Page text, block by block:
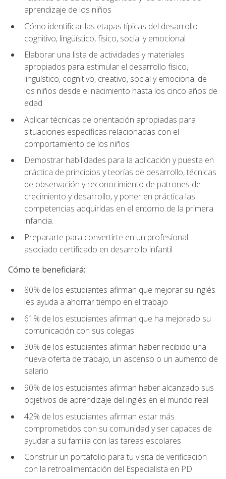
aprendizaje de los niños
Cómo identificar las etapas típicas del desarrollo
cognitivo, lingüístico, físico, social y emocional
Elaborar una lista de actividades y materiales
apropiados para estimular el desarrollo físico,
lingüístico, cognitivo, creativo, social y emocional de
los niños desde el nacimiento hasta los cinco años de
edad
Aplicar técnicas de orientación apropiadas para
situaciones específicas relacionadas con el
comportamiento de los niños
Demostrar habilidades para la aplicación y puesta en
práctica de principios y teorías de desarrollo, técnicas
de observación y reconocimiento de patrones de
crecimiento y desarrollo, y poner en práctica las
competencias adquiridas en el entorno de la primera
infancia.
Prepararte para convertirte en un profesional
asociado certificado en desarrollo infantil
Cómo te beneficiará:
80% de los estudiantes afirman que mejorar su inglés
les ayuda a ahorrar tiempo en el trabajo
61% de los estudiantes afirman que ha mejorado su
comunicación con sus colegas
30% de los estudiantes afirman haber recibido una
nueva oferta de trabajo, un ascenso o un aumento de
salario
90% de los estudiantes afirman haber alcanzado sus
objetivos de aprendizaje del inglés en el mundo real
42% de los estudiantes afirman estar más
comprometidos con su comunidad y ser capaces de
ayudar a su familia con las tareas escolares
Construir un portafolio para tu visita de verificación
con la retroalimentación del Especialista en PD